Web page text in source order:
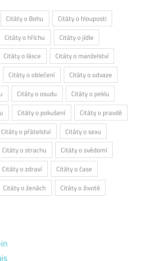
Citáty o Bohu
Citáty o hlouposti
Citáty o hříchu
Citáty o jídle
Citáty o lásce
Citáty o manželství
Citáty o oblečení
Citáty o odvaze
Citáty o osudu
Citáty o peklu
Citáty o pokušení
Citáty o pravdě
Citáty o přátelství
Citáty o sexu
Citáty o strachu
Citáty o svědomí
Citáty o zdraví
Citáty o čase
Citáty o ženách Citáty o životě